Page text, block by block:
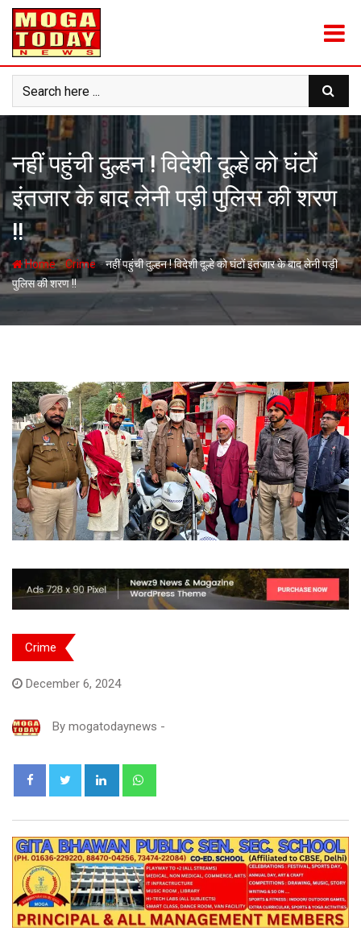
Skip
content
नहीं पहुंची दुल्हन ! विदेशी दूल्हे को घंटों
इंतजार के बाद लेनी पड़ी पुलिस की शरण
!!
Home-Crime-नहीं पहुंची दुल्हन ! विदेशी दूल्हे को घंटों इंतजार के बाद लेनी पड़ी
पुलिस की शरण !!
Crime
December 6, 2024
By mogatodaynews -
LinkedIn